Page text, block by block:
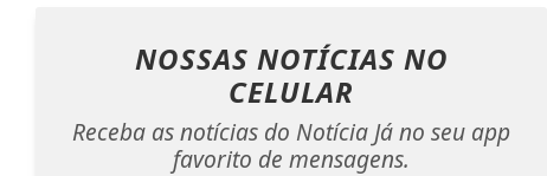
NOSSAS NOTÍCIAS NO
CELULAR
Receba as notícias do Notícia Já no seu app
favorito de mensagens.